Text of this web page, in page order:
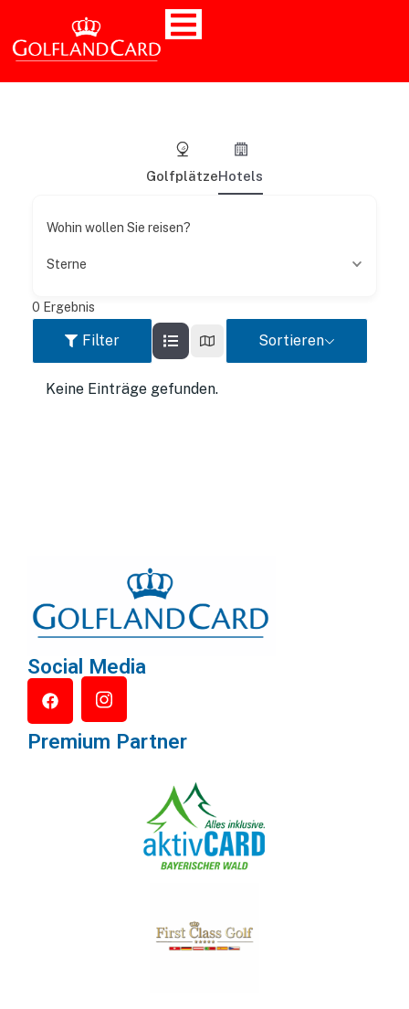
GolfplätzeHotels
Wohin wollen Sie reisen?
Sterne
0 Ergebnis
Filter Sortieren
Keine Einträge gefunden.
Social Media
Premium Partner